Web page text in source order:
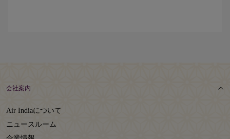
会社案内
Air Indiaについて
ニュースルーム